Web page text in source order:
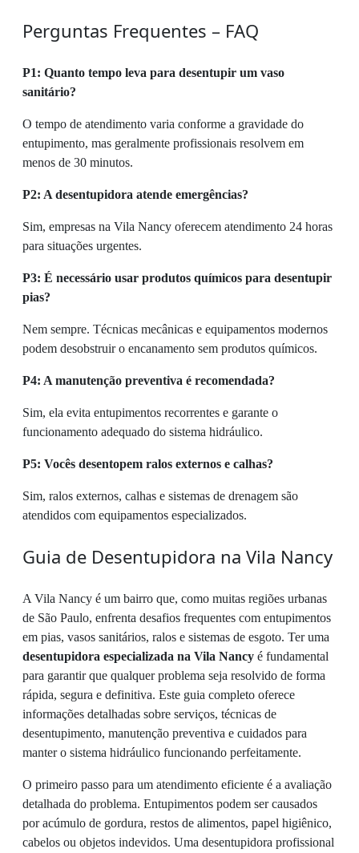
Perguntas Frequentes – FAQ
P1: Quanto tempo leva para desentupir um vaso
sanitário?
O tempo de atendimento varia conforme a gravidade do
entupimento, mas geralmente profissionais resolvem em
menos de 30 minutos.
P2: A desentupidora atende emergências?
Sim, empresas na Vila Nancy oferecem atendimento 24 horas
para situações urgentes.
P3: É necessário usar produtos químicos para desentupir
pias?
Nem sempre. Técnicas mecânicas e equipamentos modernos
podem desobstruir o encanamento sem produtos químicos.
P4: A manutenção preventiva é recomendada?
Sim, ela evita entupimentos recorrentes e garante o
funcionamento adequado do sistema hidráulico.
P5: Vocês desentopem ralos externos e calhas?
Sim, ralos externos, calhas e sistemas de drenagem são
atendidos com equipamentos especializados.
Guia de Desentupidora na Vila Nancy
A Vila Nancy é um bairro que, como muitas regiões urbanas
de São Paulo, enfrenta desafios frequentes com entupimentos
em pias, vasos sanitários, ralos e sistemas de esgoto. Ter uma
desentupidora especializada na Vila Nancy é fundamental
para garantir que qualquer problema seja resolvido de forma
rápida, segura e definitiva. Este guia completo oferece
informações detalhadas sobre serviços, técnicas de
desentupimento, manutenção preventiva e cuidados para
manter o sistema hidráulico funcionando perfeitamente.
O primeiro passo para um atendimento eficiente é a avaliação
detalhada do problema. Entupimentos podem ser causados
por acúmulo de gordura, restos de alimentos, papel higiênico,
cabelos ou objetos indevidos. Uma desentupidora profissional